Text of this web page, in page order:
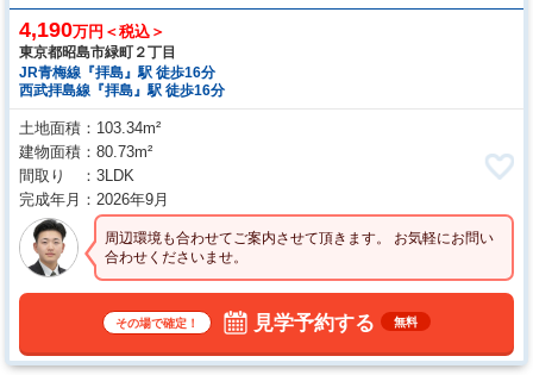
4,190万円＜税込＞
東京都昭島市緑町２丁目
JR青梅線『拝島』駅 徒歩16分
西武拝島線『拝島』駅 徒歩16分
土地面積
103.34m²
建物面積
80.73m²
間取り
3LDK
完成年月
2026年9月
周辺環境も合わせてご案内させて頂きます。 お気軽にお問い
合わせくださいませ。
その場で確定！ 見学予約する 無料